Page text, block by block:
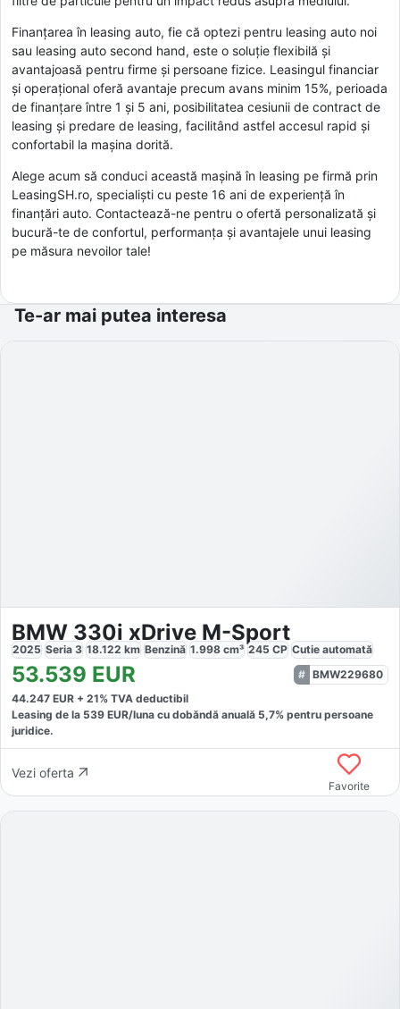
Finanțarea în leasing auto, fie că optezi pentru leasing auto noi
sau leasing auto second hand, este o soluție flexibilă și
avantajoasă pentru firme și persoane fizice. Leasingul financiar
și operațional oferă avantaje precum avans minim 15%, perioada
de finanțare între 1 și 5 ani, posibilitatea cesiunii de contract de
leasing și predare de leasing, facilitând astfel accesul rapid și
confortabil la mașina dorită.
Alege acum să conduci această mașină în leasing pe firmă prin
LeasingSH.ro, specialiști cu peste 16 ani de experiență în
finanțări auto. Contactează-ne pentru o ofertă personalizată și
bucură-te de confortul, performanța și avantajele unui leasing
pe măsura nevoilor tale!
Te-ar mai putea interesa
BMW 330i xDrive M-Sport
2025 Seria 3 18.122 km Benzină 1.998 cm³ 245 CP Cutie automată
53.539 EUR
BMW229680
44.247 EUR + 21% TVA deductibil
Leasing de la 539 EUR/luna cu dobăndă anuală 5,7% pentru persoane
juridice.
Vezi oferta
Favorite